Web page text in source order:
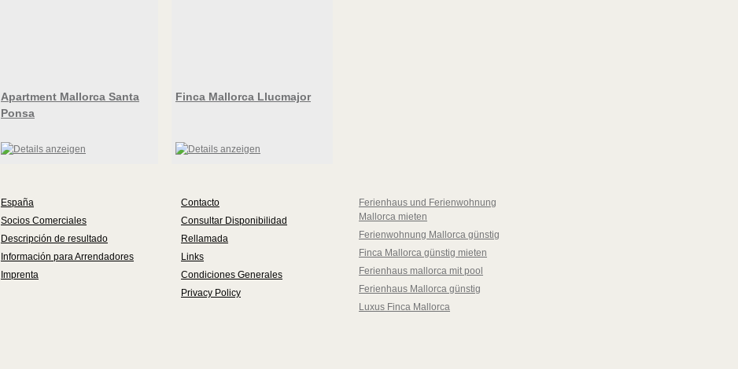
Apartment Mallorca Santa
Ponsa
Finca Mallorca Llucmajor
España
Socios Comerciales
Descripción de resultado
Información para Arrendadores
Imprenta
Contacto
Consultar Disponibilidad
Rellamada
Links
Condiciones Generales
Privacy Policy
Ferienhaus und Ferienwohnung
Mallorca mieten
Ferienwohnung Mallorca günstig
Finca Mallorca günstig mieten
Ferienhaus mallorca mit pool
Ferienhaus Mallorca günstig
Luxus Finca Mallorca